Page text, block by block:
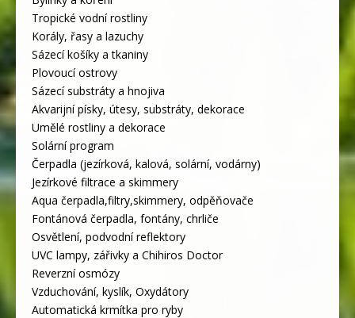
Tropické vodní rostliny
Korály, řasy a lazuchy
Sázecí košíky a tkaniny
Plovoucí ostrovy
Sázecí substráty a hnojiva
Akvarijní písky, útesy, substráty, dekorace
Umělé rostliny a dekorace
Solární program
Čerpadla (jezírková, kalová, solární, vodárny)
Jezírkové filtrace a skimmery
Aqua čerpadla,filtry,skimmery, odpěňovače
Fontánová čerpadla, fontány, chrliče
Osvětlení, podvodní reflektory
UVC lampy, zářivky a Chihiros Doctor
Reverzní osmózy
Vzduchování, kyslík, Oxydátory
Automatická krmítka pro ryby